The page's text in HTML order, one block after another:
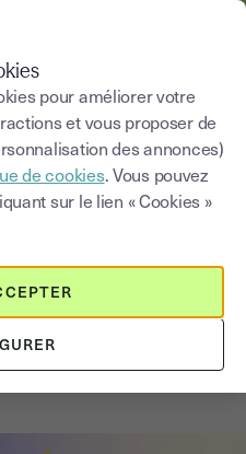
Saisissez un terme
à la
vos
pour améliorer votre
et vous proposer de
des annonces)
de cookies. Vous pouvez
sur le lien « Cookies »